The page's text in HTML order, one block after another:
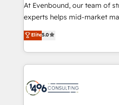
提供。 ▸ 既存CRM・MAから
Marketo・Pardot等からの移
データ移行と活用設計まで。 ▸
か？ ✓ HubSpot Eliteパート
ード受賞・HUGリーダー ✓
ISO9001:2015 取得 ✓ 400社
At Evenbound, our team of
experts helps mid-market
achieve real growth. We
tailored solutions that drive
HubSpot’s platform and
Technical Solutions: - HubSpot Technical Consulting -
Onboarding - Data Migration & Integrations -
Technical Audit & Optimization Strategic
Elite5.0